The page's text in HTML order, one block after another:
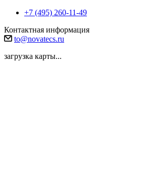
+7 (495) 260-11-49
Контактная информация
to@novatecs.ru
загрузка карты...